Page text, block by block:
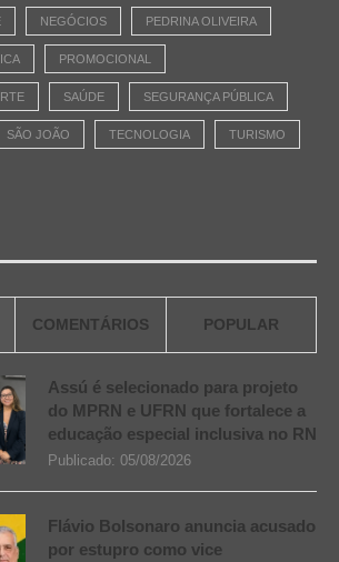
NEGÓCIOS PEDRINA OLIVEIRA
PROMOCIONAL
SAÚDE SEGURANÇA PÚBLICA
SÃO JOÃO TECNOLOGIA TURISMO
COMENTÁRIOS POPULAR
Assú é selecionado para projeto
do MPRN e UFRN que fortalece a
educação especial inclusiva no RN
Publicado: 05/08/2026
Flávio Bolsonaro anuncia acusado
por estupro como vice